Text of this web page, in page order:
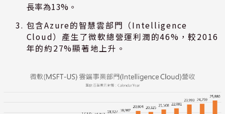
長率為13%。
包含Azure的智慧雲部門（Intelligence
Cloud）產生了微軟總營運利潤的46%，較2016
年的約27%顯著地上升。